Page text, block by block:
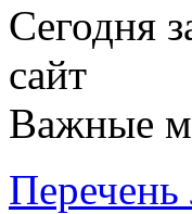
Сегодня
сайт
Важные
Перечень